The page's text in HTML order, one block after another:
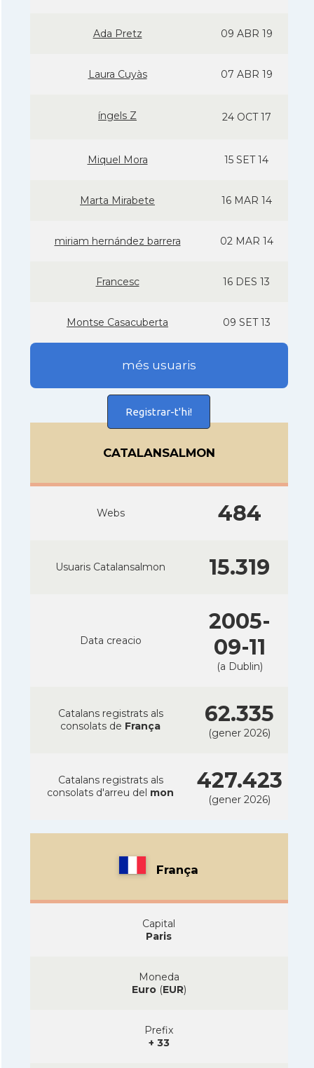
Ada Pretz 09 ABR 19
Laura Cuyàs 07 ABR 19
íngels Z 24 OCT 17
Miquel Mora 15 SET 14
Marta Mirabete 16 MAR 14
miriam hernández barrera 02 MAR 14
Francesc 16 DES 13
Montse Casacuberta 09 SET 13
més usuaris
Registrar-t'hi!
CATALANSALMON
Webs 484
Usuaris Catalansalmon 15.319
Data creacio
2005-
09-11
(a Dublin)
Catalans registrats als
consolats de França 62.335
(gener 2026)
Catalans registrats als
consolats d'arreu del mon 427.423
(gener 2026)
França
Capital
Paris
Moneda
Euro(EUR)
Prefix
+ 33